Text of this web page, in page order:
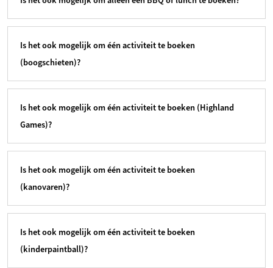
Is het ook mogelijk om één activiteit te boeken
(boogschieten)?
Is het ook mogelijk om één activiteit te boeken (Highland
Games)?
Is het ook mogelijk om één activiteit te boeken
(kanovaren)?
Is het ook mogelijk om één activiteit te boeken
(kinderpaintball)?